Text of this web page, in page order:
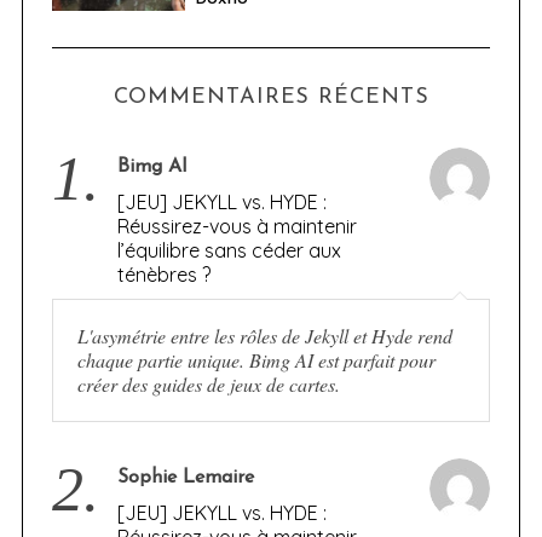
COMMENTAIRES RÉCENTS
1. Bimg AI
[JEU] JEKYLL vs. HYDE :
Réussirez-vous à maintenir
l’équilibre sans céder aux
ténèbres ?
L'asymétrie entre les rôles de Jekyll et Hyde rend
chaque partie unique. Bimg AI est parfait pour
créer des guides de jeux de cartes.
2. Sophie Lemaire
[JEU] JEKYLL vs. HYDE :